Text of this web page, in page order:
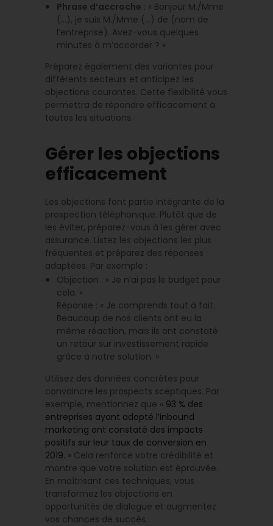
Phrase d’accroche : « Bonjour M./Mme
(…), je suis M./Mme (…) de (nom de
l’entreprise). Avez-vous quelques
minutes à m’accorder ? »
Préparez également des variantes pour
différents secteurs et anticipez les
objections courantes. Cette flexibilité vous
permettra de répondre efficacement à
toutes les situations.
Gérer les objections
efficacement
Les objections font partie intégrante de la
prospection téléphonique. Plutôt que de
les éviter, préparez-vous à les gérer avec
assurance. Listez les objections les plus
fréquentes et préparez des réponses
adaptées. Par exemple :
Objection : « Je n’ai pas le budget pour
cela. »
Réponse : « Je comprends tout à fait.
Beaucoup de nos clients ont eu la
même réaction, mais ils ont constaté
un retour sur investissement rapide
grâce à notre solution. »
Utilisez des données concrètes pour
convaincre les prospects sceptiques. Par
exemple, mentionnez que « 93 % des
entreprises ayant adopté l’inbound
marketing ont constaté des impacts
positifs sur leur taux de conversion en
2019. » Cela renforce votre crédibilité et
montre que votre solution est éprouvée.
En maîtrisant ces techniques, vous
transformez les objections en
opportunités de dialogue et augmentez
vos chances de succès.